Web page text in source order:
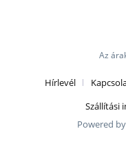
Az
Hírlevél
Szállítási
Powered